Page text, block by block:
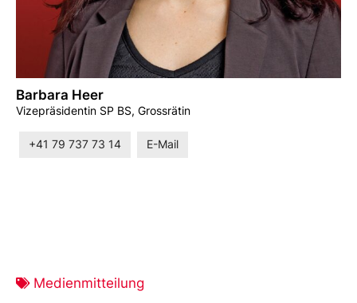
Barbara Heer
Vizepräsidentin SP BS, Grossrätin
+41 79 737 73 14 E-Mail
Medienmitteilung